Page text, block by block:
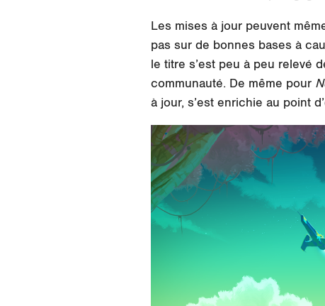
Les mises à jour peuvent
pas sur de bonnes bases à
le titre s’est peu à peu relevé
communauté. De même pour
à jour, s’est enrichie au point